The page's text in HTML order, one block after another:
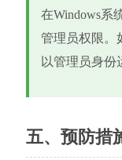
在Windows系
管理员权限。
以管理员身份
五、预防措